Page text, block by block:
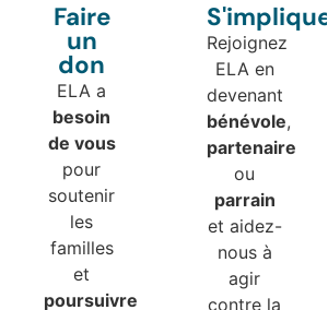
Faire
un
don
ELA a
besoin
de vous
pour
soutenir
les
familles
et
poursuivre
S'impliquer
Rejoignez
ELA en
devenant
bénévole,
partenaire
ou
parrain
et aidez-
nous à
agir
contre la